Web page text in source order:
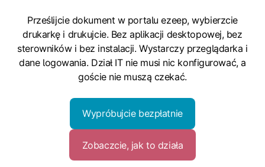
Prześlijcie dokument w portalu ezeep, wybierzcie
drukarkę i drukujcie. Bez aplikacji desktopowej, bez
sterowników i bez instalacji. Wystarczy przeglądarka i
dane logowania. Dział IT nie musi nic konfigurować, a
goście nie muszą czekać.
Wypróbujcie bezpłatnie
Zobaczcie, jak to działa